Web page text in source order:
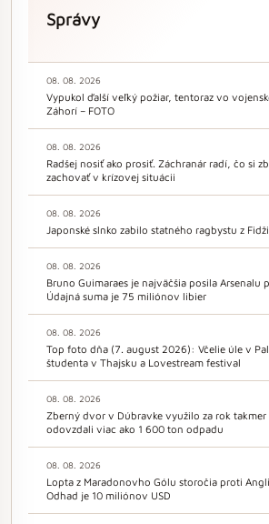
Správy
08. 08. 2026
Vypukol ďalší veľký požiar, tentoraz vo
Záhorí – FOTO
08. 08. 2026
Radšej nosiť ako prosiť. Záchranár radí, čo si
zachovať v krízovej situácii
08. 08. 2026
Japonské slnko zabilo statného ragbystu z Fidži
08. 08. 2026
Bruno Guimaraes je najväčšia posila Arsenalu
Údajná suma je 75 miliónov libier
08. 08. 2026
Top foto dňa (7. august 2026): Včelie úle v
študenta v Thajsku a Lovestream festival
08. 08. 2026
Zberný dvor v Dúbravke využilo za rok takmer
odovzdali viac ako 1 600 ton odpadu
08. 08. 2026
Lopta z Maradonovho Gólu storočia proti
Odhad je 10 miliónov USD